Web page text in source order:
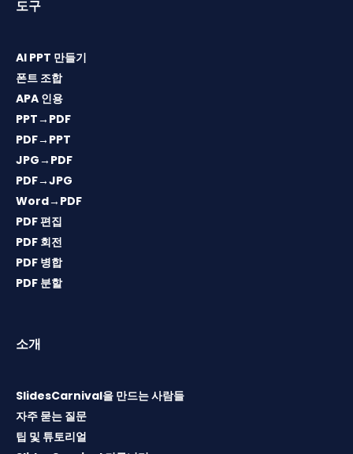
도구
AI PPT 만들기
폰트 조합
APA 인용
PPT→PDF
PDF→PPT
JPG→PDF
PDF→JPG
Word→PDF
PDF 편집
PDF 회전
PDF 병합
PDF 분할
소개
SlidesCarnival을 만드는 사람들
자주 묻는 질문
팁 및 튜토리얼